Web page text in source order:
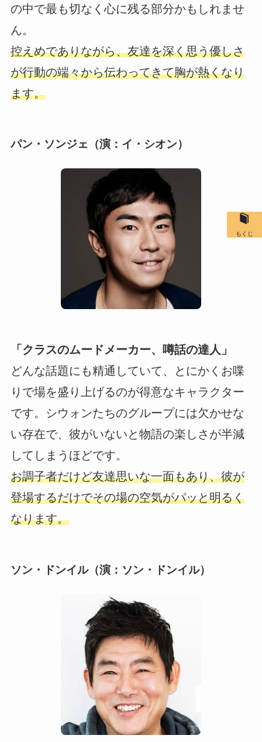
の中で最も切なく心に残る部分かもしれませ
ん。
控えめでありながら、友達を深く思う優しさ
が行動の端々から伝わってきて胸が熱くなり
ます。
パン・ソンジェ（演：イ・シオン）
「クラスのムードメーカー、噂話の達人」
どんな話題にも精通していて、とにかくお喋
りで場を盛り上げるのが得意なキャラクター
です。シウォンたちのグループには欠かせな
い存在で、彼がいないと物語の楽しさが半減
してしまうほどです。
お調子者だけど友達思いな一面もあり、彼が
登場するだけでその場の空気がパッと明るく
なります。
ソン・ドンイル（演：ソン・ドンイル）
もくじ